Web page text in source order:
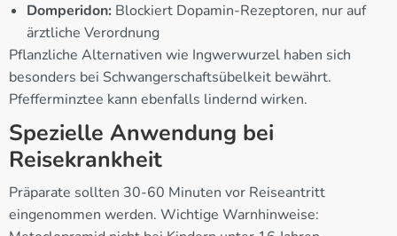
Domperidon: Blockiert Dopamin-Rezeptoren, nur auf
ärztliche Verordnung
Pflanzliche Alternativen wie Ingwerwurzel haben sich
besonders bei Schwangerschaftsübelkeit bewährt.
Pfefferminztee kann ebenfalls lindernd wirken.
Spezielle Anwendung bei
Reisekrankheit
Präparate sollten 30-60 Minuten vor Reiseantritt
eingenommen werden. Wichtige Warnhinweise: